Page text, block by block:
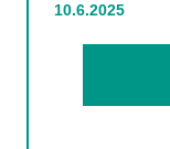
10.6.2025